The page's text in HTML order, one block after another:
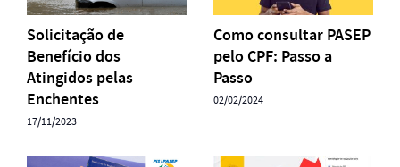
Solicitação de
Benefício dos
Atingidos pelas
Enchentes
17/11/2023
Como consultar PASEP
pelo CPF: Passo a
Passo
02/02/2024